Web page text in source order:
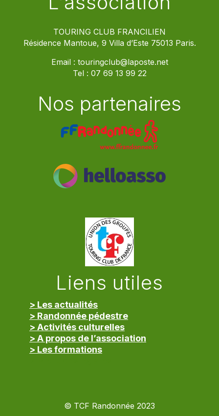
TOURING CLUB FRANCILIEN
Résidence Mantoue, 9 Villa d’Este 75013 Paris.
Email : touringclub@laposte.net
Tel : 07 69 13 99 22
Nos partenaires
Liens utiles
> Les actualités
> Randonnée pédestre
> Activités culturelles
> A propos de l’association
> Les formations
© TCF Randonnée 2023